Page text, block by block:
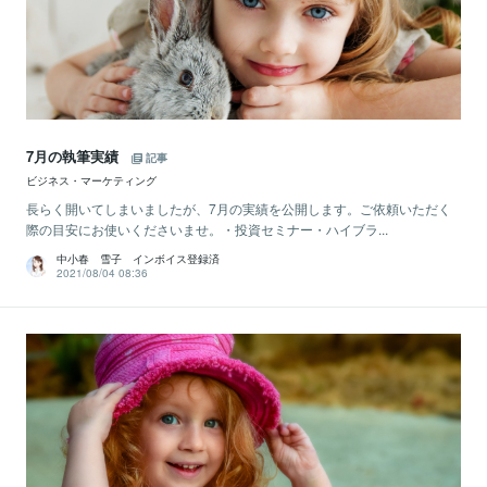
7月の執筆実績
記事
ビジネス・マーケティング
長らく開いてしまいましたが、7月の実績を公開します。ご依頼いただく
際の目安にお使いくださいませ。・投資セミナー・ハイブラ...
中小春 雪子 インボイス登録済
2021/08/04 08:36